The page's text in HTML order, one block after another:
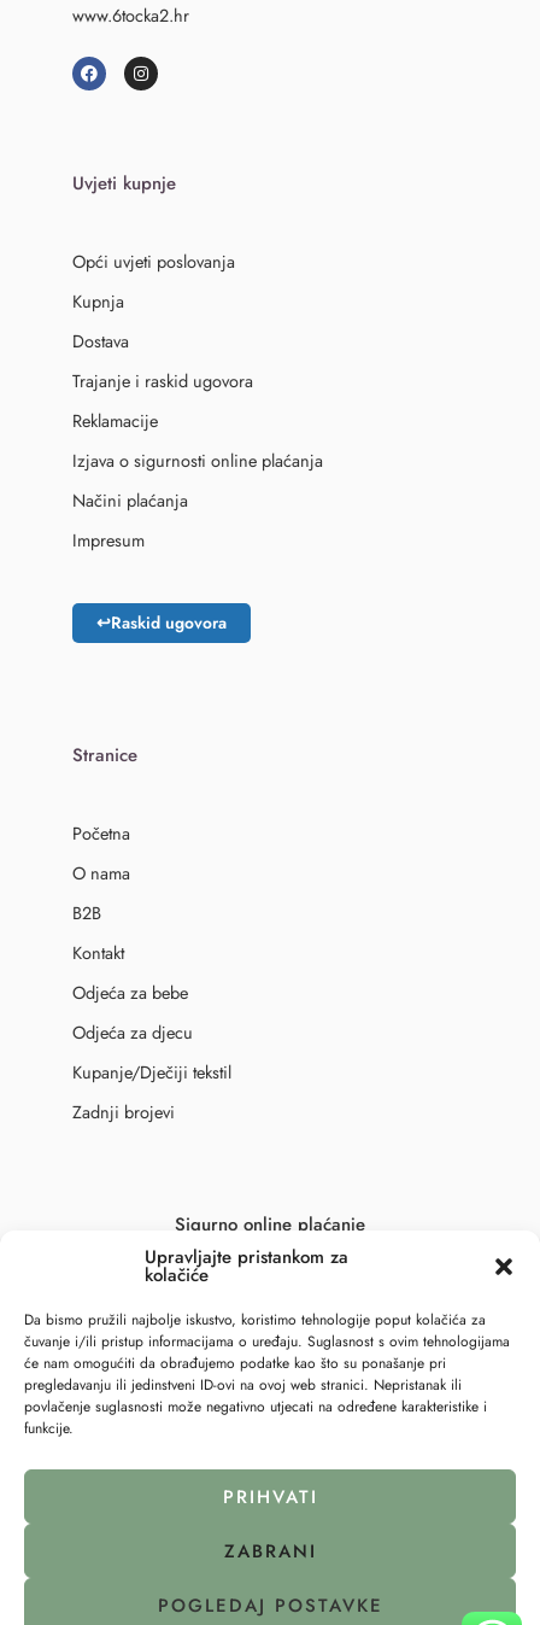
Upravljajte pristankom za
kolačiće
Da bismo pružili najbolje iskustvo, koristimo tehnologije poput kolačića za
čuvanje i/ili pristup informacijama o uređaju. Suglasnost s ovim tehnologijama
će nam omogućiti da obrađujemo podatke kao što su ponašanje pri
pregledavanju ili jedinstveni ID-ovi na ovoj web stranici. Nepristanak ili
povlačenje suglasnosti može negativno utjecati na određene karakteristike i
funkcije.
PRIHVATI
ZABRANI
POGLEDAJ POSTAVKE
www.6tocka2.hr
Uvjeti kupnje
Opći uvjeti poslovanja
Kupnja
Dostava
Trajanje i raskid ugovora
Reklamacije
Izjava o sigurnosti online plaćanja
Načini plaćanja
Impresum
↩Raskid ugovora
Stranice
Početna
O nama
B2B
Kontakt
Odjeća za bebe
Odjeća za djecu
Kupanje/Dječiji tekstil
Zadnji brojevi
Sigurno online plaćanje